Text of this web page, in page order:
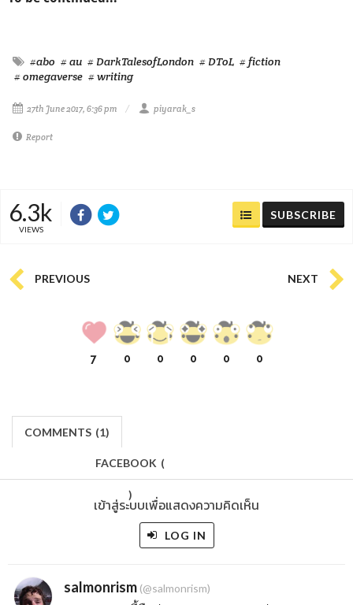
#abo # au # DarkTalesofLondon # DToL # fiction
# omegaverse # writing
27th June 2017, 6:36 pm piyarak_s
Report
6.3k
VIEWS
SUBSCRIBE
PREVIOUS NEXT
7 0 0 0 0 0
COMMENTS (1)
FACEBOOK (
)
เข้าสู่ระบบเพื่อแสดงความคิดเห็น
LOG IN
salmonrism (@salmonrism)